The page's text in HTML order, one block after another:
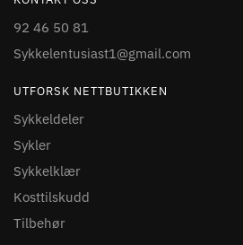
92 46 50 81
Sykkelentusiast1@gmail.com
UTFORSK NETTBUTIKKEN
Sykkeldeler
Sykler
Sykkelklær
Kosttilskudd
Tilbehør